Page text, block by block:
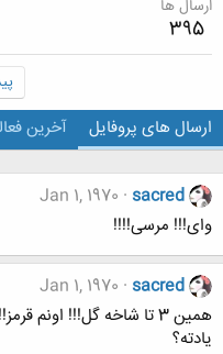
ارسال ها
395
ارسال های پروفایل آخرین
sacred
Jan 1, 1970
وای!!! مرسی!!!!
sacred
Jan 1, 1970
همین 3 تا شاخه گل!!!
یادته؟